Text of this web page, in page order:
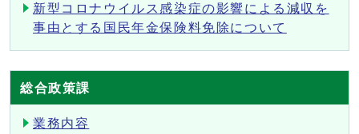
新型コロナウイルス感染症の影響による減収を
事由とする国民年金保険料免除について
総合政策課
業務内容